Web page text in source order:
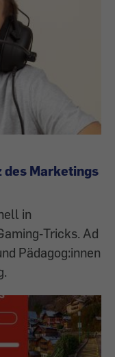
des Marketings
in
Ad
Pädagog:innen